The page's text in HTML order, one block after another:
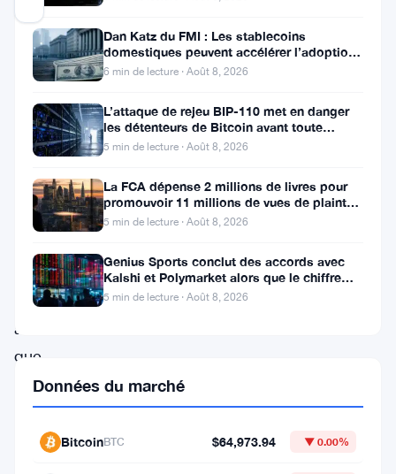
Bitcoin
BTC)
subit
nouvelles
pressions
vente
alors
que
les
détenteurs
Dan Katz du FMI : Les stablecoins
domestiques peuvent accélérer l’adoption
du dollar numérique
6 min de lecture · Août 8, 2026
L’attaque de rejeu BIP-110 met en danger
les détenteurs de Bitcoin avant toute
scission de chaîne
5 min de lecture · Août 8, 2026
La FCA dépense 2 millions de livres pour
promouvoir 11 millions de vues de plaintes
sur le financement
5 min de lecture · Août 8, 2026
Genius Sports conclut des accords avec
Kalshi et Polymarket alors que le chiffre
d’affaires du T2 atteint
5 min de lecture · Août 8, 2026
Données du marché
BitcoinBTC $64,973.94 ▼ 0.00%